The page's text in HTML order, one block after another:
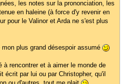
les notes sur la prononciation, les
en haleine (à force d'y revenir en
pour le Valinor et Arda ne s'est plus
plus grand désespoir assumé
à rencontrer et à aimer le monde de
écrit par lui ou par Christopher, qu'il